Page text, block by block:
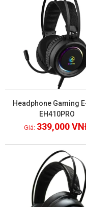
Xem chi tiết
Headphone Gaming
EH410PRO
339,000